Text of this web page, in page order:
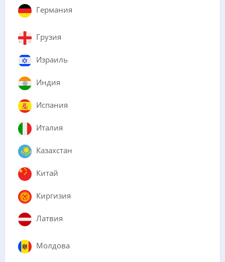
Германия
Грузия
Израиль
Индия
Испания
Италия
Казахстан
Китай
Киргизия
Латвия
Молдова